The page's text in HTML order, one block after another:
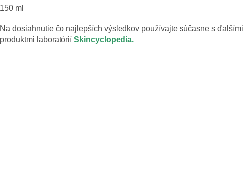
150 ml
Na dosiahnutie čo najlepších výsledkov používajte súčasne s ďalšími
produktmi laboratórií Skincyclopedia.